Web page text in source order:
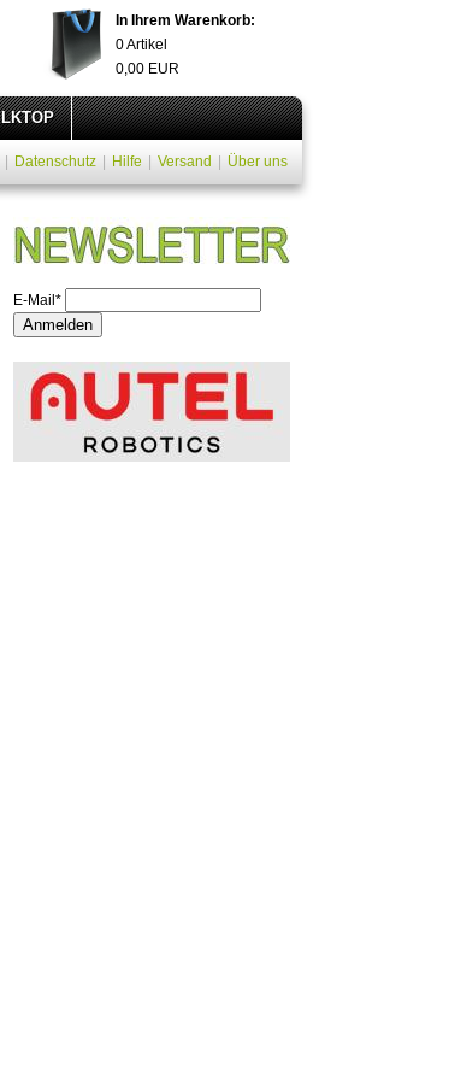
In Ihrem Warenkorb:
0Artikel
0,00 EUR
LKTOP
Datenschutz Hilfe Versand Über uns
E-Mail*
Anmelden